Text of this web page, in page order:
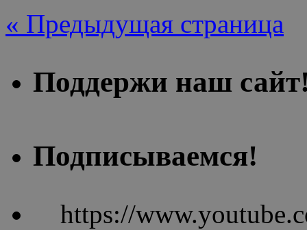
« Предыдущая страница
Поддержи наш
Подписываемся!
https://